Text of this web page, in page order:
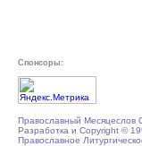
Спонсоры:
Православный Месяцеслов
Разработка и Copyright ©
Православное